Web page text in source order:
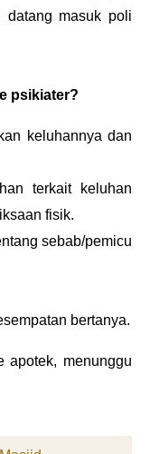
datang masuk poli
psikiater?
keluhannya dan
terkait keluhan
fisik.
sebab/pemicu
bertanya.
apotek, menunggu